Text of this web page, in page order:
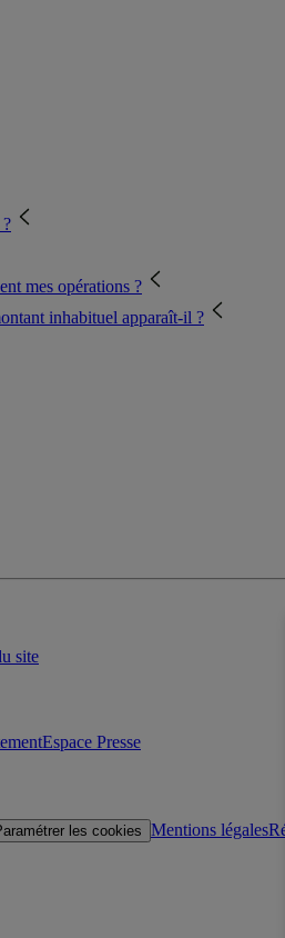
mes opérations ?
inhabituel apparaît-il ?
site
Espace Presse
les cookies Mentions légales